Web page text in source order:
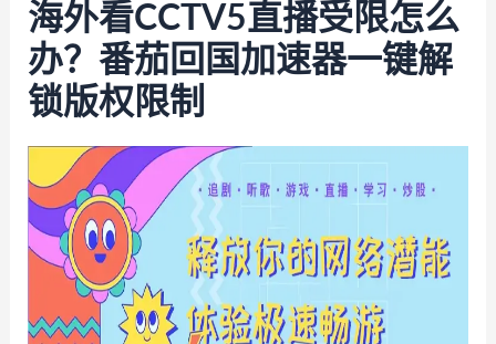
海外看CCTV5直播受限怎么
办？番茄回国加速器一键解
锁版权限制